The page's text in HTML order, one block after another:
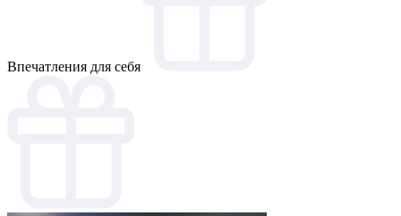
Впечатления для себя